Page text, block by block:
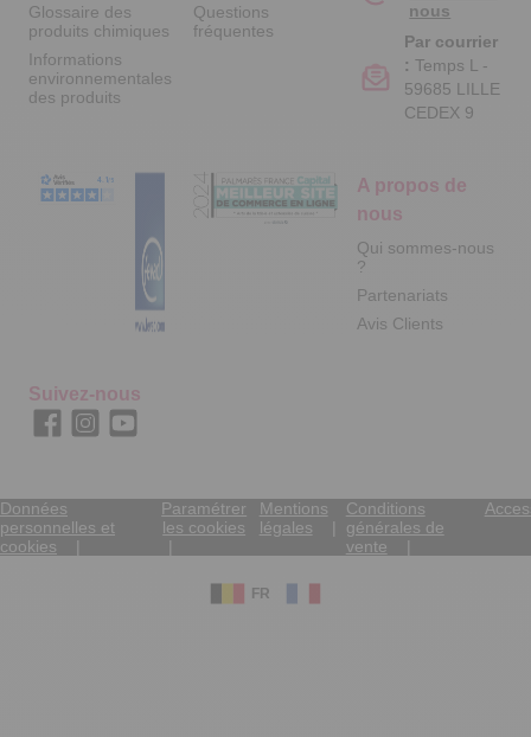
Glossaire des
produits chimiques
Informations
environnementales
des produits
Questions
fréquentes
A propos de
nous
Qui sommes-nous
?
Partenariats
Avis Clients
nous
Par courrier
: Temps L -
59685 LILLE
CEDEX 9
Suivez-nous
Données
personnelles et
cookies
Paramétrer
les cookies
Mentions
légales
Conditions
générales de
vente
FR